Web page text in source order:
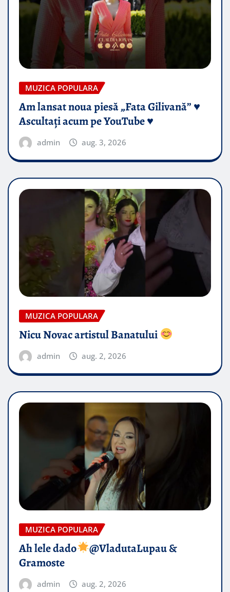
MUZICA POPULARA
Am lansat noua piesă „Fata Gilivană” ♥️
Ascultați acum pe YouTube ♥️
admin aug. 3, 2026
MUZICA POPULARA
Nicu Novac artistul Banatului
admin aug. 2, 2026
MUZICA POPULARA
Ah lele dado​
@VladutaLupau &
Gramoste
admin aug. 2, 2026